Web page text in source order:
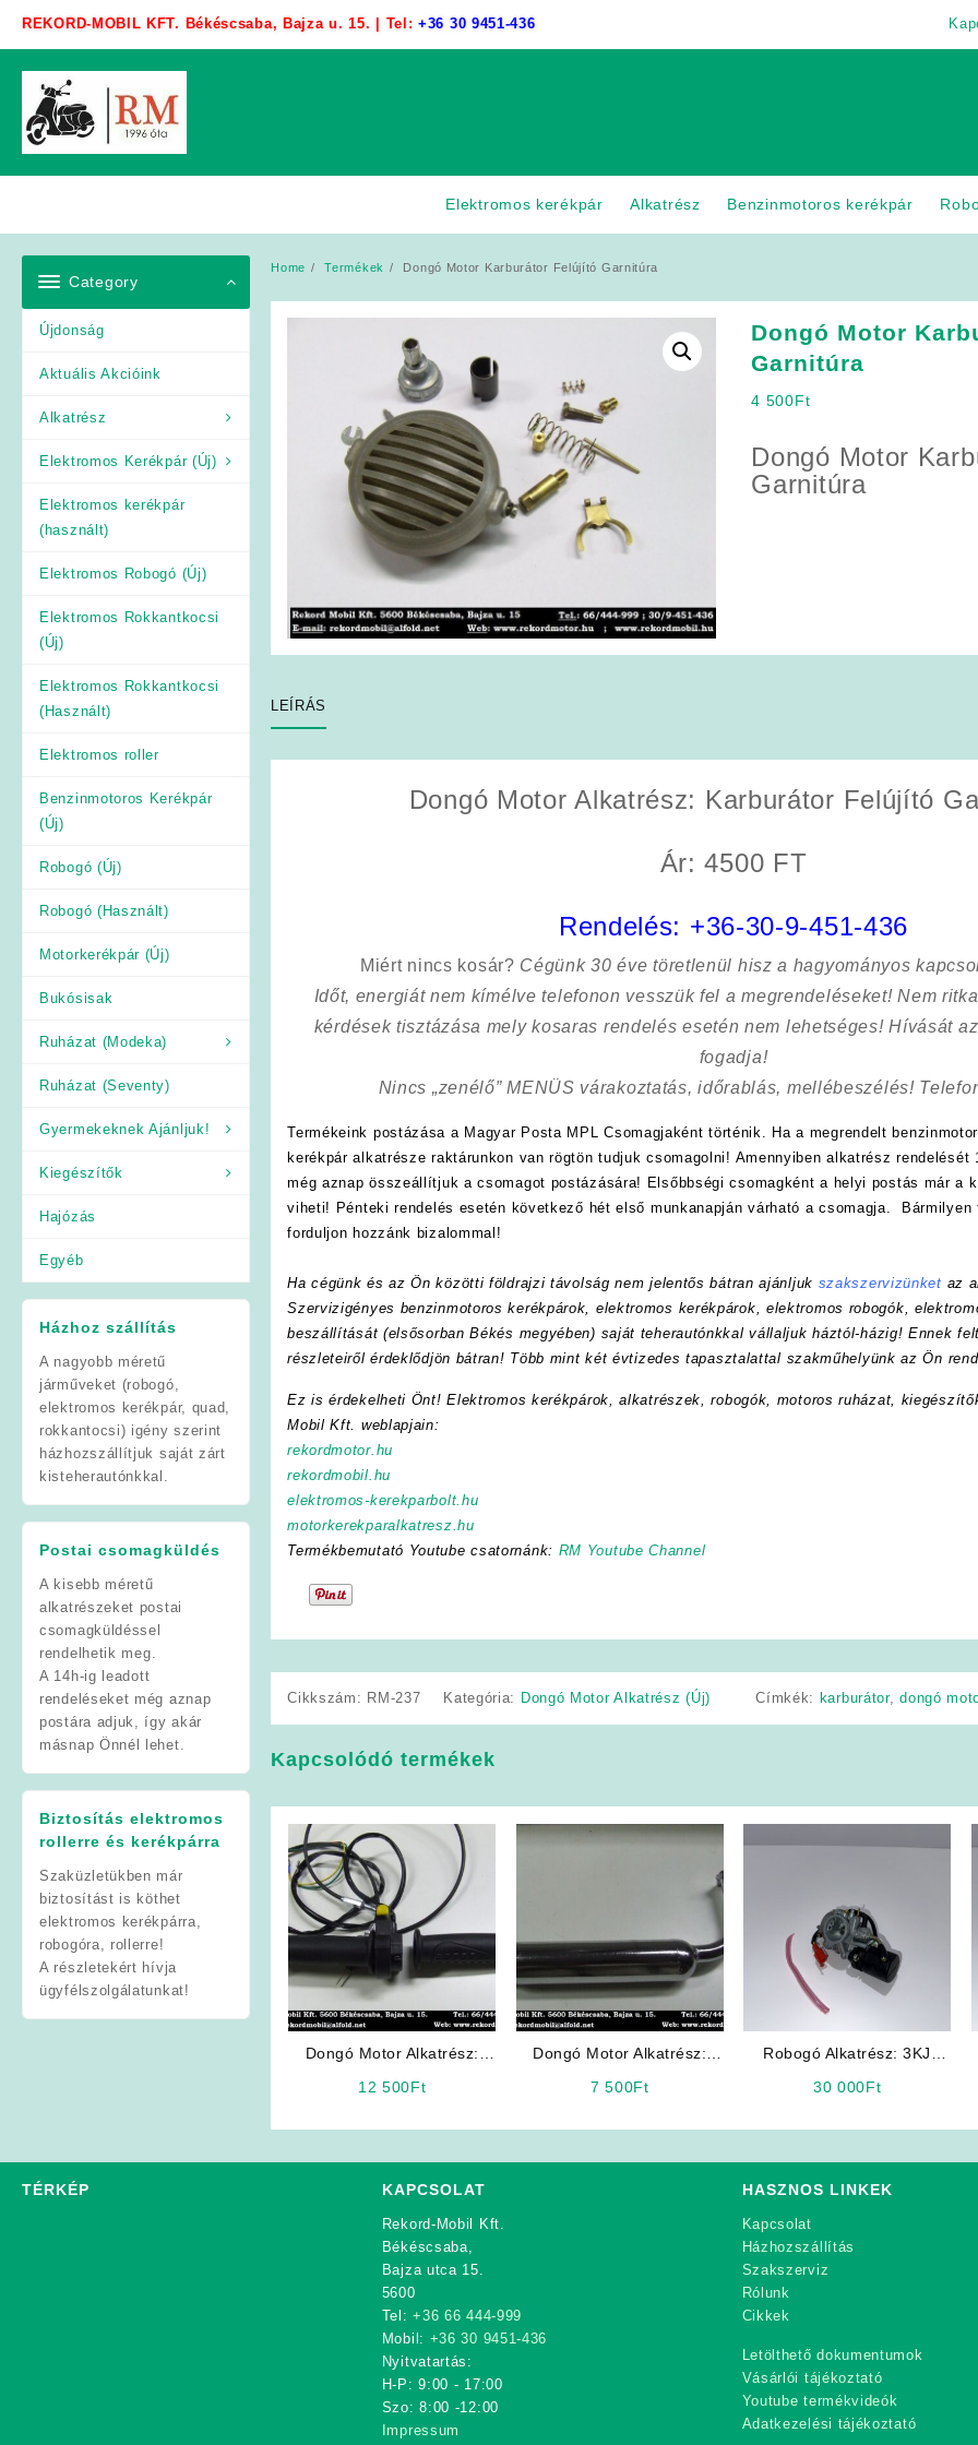
REKORD-MOBIL KFT. Békéscsaba, Bajza u. 15. | Tel:+36 30 9451-436
Elektromos kerékpár Alkatrész Benzinmotoros kerékpár
Category
Újdonság
Aktuális Akcióink
Alkatrész
Elektromos Kerékpár (Új)
Elektromos kerékpár
(használt)
Elektromos Robogó (Új)
Elektromos Rokkantkocsi
(Új)
Elektromos Rokkantkocsi
(Használt)
Elektromos roller
Benzinmotoros Kerékpár
(Új)
Robogó (Új)
Robogó (Használt)
Motorkerékpár (Új)
Bukósisak
Ruházat (Modeka)
Ruházat (Seventy)
Gyermekeknek Ajánljuk!
Kiegészítők
Hajózás
Egyéb
Házhoz szállítás
A nagyobb méretű
járműveket (robogó,
elektromos kerékpár, quad,
rokkantocsi) igény szerint
házhozszállítjuk saját zárt
kisteherautónkkal.
Postai csomagküldés
A kisebb méretű
alkatrészeket postai
csomagküldéssel
rendelhetik meg.
A 14h-ig leadott
rendeléseket még aznap
postára adjuk, így akár
másnap Önnél lehet.
Biztosítás elektromos
rollerre és kerékpárra
Szaküzletükben már
biztosítást is köthet
elektromos kerékpárra,
robogóra, rollerre!
A részletekért hívja
ügyfélszolgálatunkat!
Home Termékek Dongó Motor Karburátor Felújító Garnitúra
Dongó Motor
Garnitúra
4 500Ft
Dongó Motor
Garnitúra
LEÍRÁS
Dongó Motor Alkatrész: Karburátor Felújító
Ár: 4500 FT
Rendelés: +36-30-9-451-436
Miért nincs kosár? Cégünk 30 éve töretlenül hisz a hagyományos
Időt, energiát nem kímélvetelefonon vesszük fel a megrendeléseket! Nem
kérdések tisztázása mely kosaras rendelés esetén nem lehetséges! Hívását
fogadja!
Nincs „zenélő” MENÜS várakoztatás, időrablás, mellébeszélés!
Termékeink postázása a Magyar Posta MPL Csomagjaként történik. Ha a megrendelt
kerékpár alkatrésze raktárunkon van rögtön tudjuk csomagolni! Amennyiben alkatrész rendelését
még aznap összeállítjuk a csomagot postázására! Elsőbbségi csomagként a helyi postás már a
viheti! Pénteki rendelés esetén következő hét első munkanapján várható a csomagja. Bármilyen
forduljon hozzánk bizalommal!
Ha cégünk és az Ön közötti földrajzi távolság nem jelentős bátran ajánljuk szakszervizünket az
Szervizigényes benzinmotoros kerékpárok, elektromos kerékpárok, elektromos robogók,
beszállítását (elsősorban Békés megyében) saját teherautónkkal vállaljuk háztól-házig! Ennek
részleteiről érdeklődjön bátran! Több mint két évtizedes tapasztalattal szakműhelyünk az Ön
Ez is érdekelheti Önt! Elektromos kerékpárok, alkatrészek, robogók, motoros ruházat,
Mobil Kft. weblapjain:
rekordmotor.hu
rekordmobil.hu
elektromos-kerekparbolt.hu
motorkerekparalkatresz.hu
Termékbemutató Youtube csatornánk: RM Youtube Channel
Cikkszám: RM-237 Kategória: Dongó Motor Alkatrész (Új) Címkék: karburátor,dongó
Kapcsolódó termékek
Dongó Motor Alkatrész:
12 500Ft
Dongó Motor Alkatrész:
7 500Ft
Robogó Alkatrész: 3KJ
30 000Ft
TÉRKÉP KAPCSOLAT
Rekord-Mobil Kft.
Békéscsaba,
Bajza utca 15.
5600
Tel:+36 66 444-999
Mobil: +36 30 9451-436
Nyitvatartás:
H-P: 9:00 - 17:00
Szo: 8:00 -12:00
Impressum
HASZNOS LINKEK
Kapcsolat
Házhozszállítás
Szakszerviz
Rólunk
Cikkek
Letölthető dokumentumok
Vásárlói tájékoztató
Youtube termékvideók
Adatkezelési tájékoztató